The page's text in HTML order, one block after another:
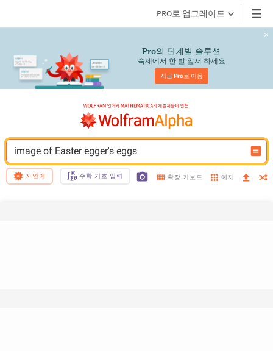
PRO로 업그레이드
Pro의 단계별 솔루션
숙제에서 한 발 앞서 하세요
지금 Pro로 이동
image of Easter egger's eggs
자연어 수학 기호 입력 확장 키보드 예제